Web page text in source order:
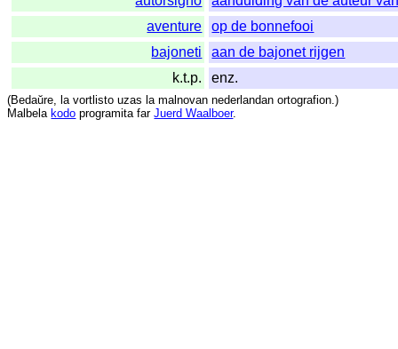
aventure
op de bonnefooi
bajoneti
aan de bajonet rijgen
k.t.p.
enz.
(Bedaŭre, la vortlisto uzas la malnovan nederlandan ortografion.)
Malbela kodo programita far Juerd Waalboer.